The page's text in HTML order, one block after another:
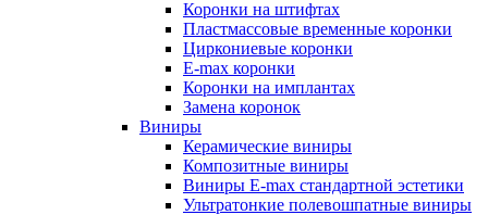
Коронки на штифтах
Пластмассовые временные коронки
Циркониевые коронки
E-max коронки
Коронки на имплантах
Замена коронок
Виниры
Керамические виниры
Композитные виниры
Виниры E-max стандартной эстетики
Ультратонкие полевошпатные виниры